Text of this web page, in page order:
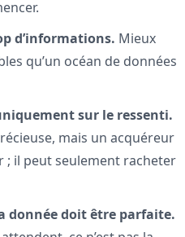
d’informations. Mieux
qu’un océan de données
sur le ressenti.
mais un acquéreur
; il peut seulement racheter
donnée doit être parfaite.